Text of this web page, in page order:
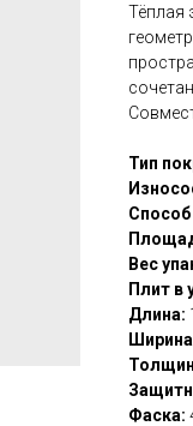
Тёплая
Тип
Вес
Плит в
Длина:
Фаска: